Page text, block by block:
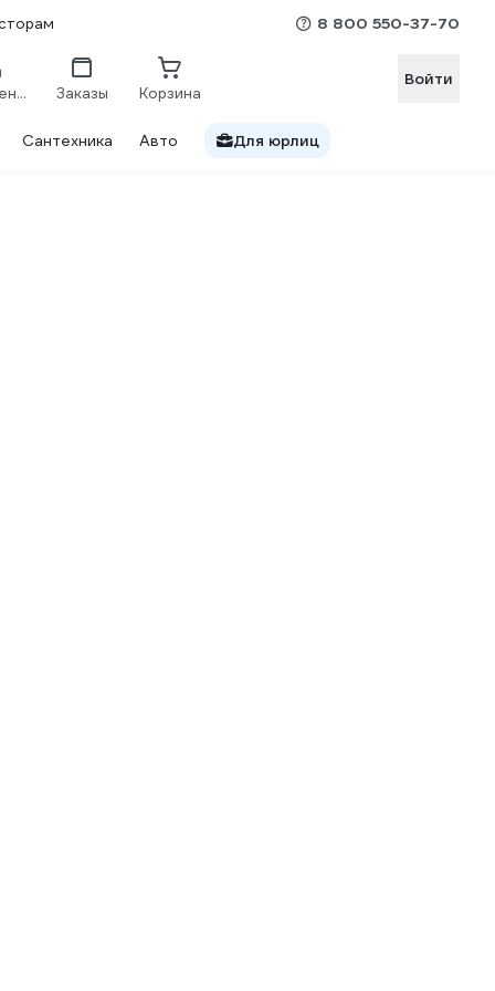
8 800 550-37-70
Сравнение Заказы Корзина
Войти
Сантехника Авто Для юрлиц